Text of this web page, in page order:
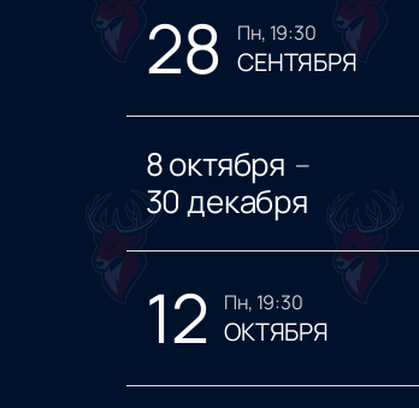
28 пн, 19:30
СЕНТЯБРЯ
8 октября —
30 декабря
12 пн, 19:30
ОКТЯБРЯ